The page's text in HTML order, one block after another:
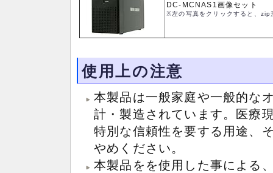
DC-MCNAS1画像セット
※左の写真をクリックすると、zip
使用上の注意
本製品は一般家庭や一般的な
計・製造されています。医療
特別な信頼性を要する用途、
やめください。
本製品をを使用した事による